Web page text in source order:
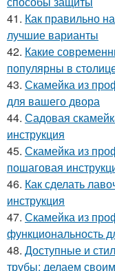
41. Как правильно
лучшие варианты
42. Какие
популярны в
43. Скамейка из
для вашего двора
44. Садовая
инструкция
45. Скамейка из
пошаговая
46. Как сделать
инструкция
47. Скамейка из
функциональность
48. Доступные и
трубы: делаем